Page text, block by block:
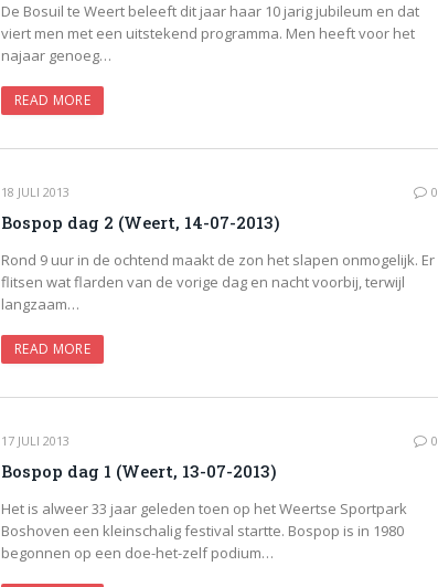
De Bosuil te Weert beleeft dit jaar haar 10 jarig jubileum en dat
viert men met een uitstekend programma. Men heeft voor het
najaar genoeg…
READ MORE
18 JULI 2013 0
Bospop dag 2 (Weert, 14-07-2013)
Rond 9 uur in de ochtend maakt de zon het slapen onmogelijk. Er
flitsen wat flarden van de vorige dag en nacht voorbij, terwijl
langzaam…
READ MORE
17 JULI 2013 0
Bospop dag 1 (Weert, 13-07-2013)
Het is alweer 33 jaar geleden toen op het Weertse Sportpark
Boshoven een kleinschalig festival startte. Bospop is in 1980
begonnen op een doe-het-zelf podium…